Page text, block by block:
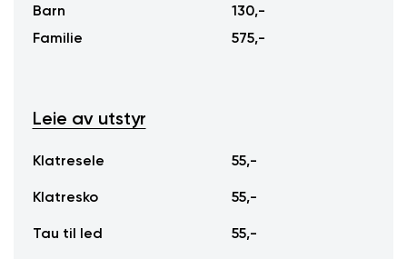
Barn
Familie
130,-
575,-
Leie av utstyr
Klatresele
Klatresko
Tau til led
55,-
55,-
55,-